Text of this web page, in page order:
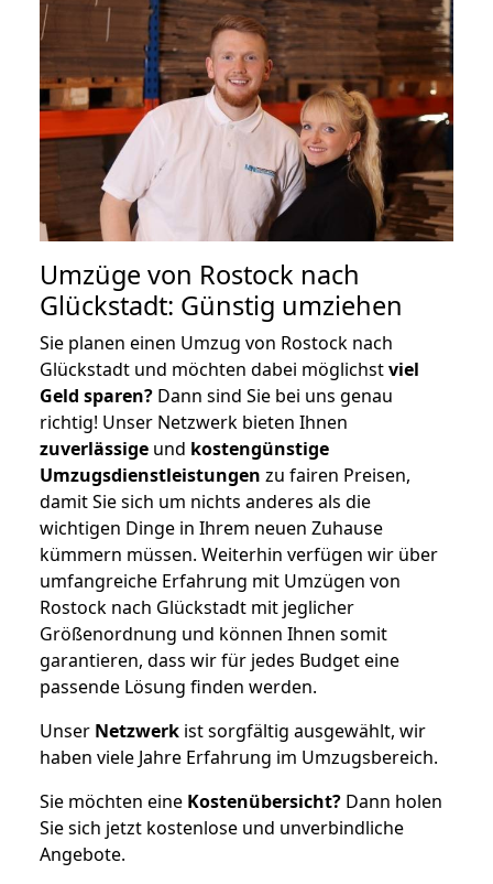
Umzüge von Rostock nach
Glückstadt: Günstig umziehen
Sie planen einen Umzug von Rostock nach
Glückstadt und möchten dabei möglichstviel
Geld sparen? Dann sind Sie bei uns genau
richtig! Unser Netzwerk bieten Ihnen
zuverlässige und kostengünstige
Umzugsdienstleistungen zu fairen Preisen,
damit Sie sich um nichts anderes als die
wichtigen Dinge in Ihrem neuen Zuhause
kümmern müssen. Weiterhin verfügen wir über
umfangreiche Erfahrung mit Umzügen von
Rostock nach Glückstadt mit jeglicher
Größenordnung und können Ihnen somit
garantieren, dass wir für jedes Budget eine
passende Lösung finden werden.
Unser Netzwerk ist sorgfältig ausgewählt, wir
haben viele Jahre Erfahrung im Umzugsbereich.
Sie möchten eine Kostenübersicht? Dann holen
Sie sich jetzt kostenlose und unverbindliche
Angebote.